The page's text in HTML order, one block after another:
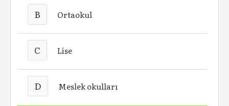
B Ortaokul
C Lise
D Meslek okulları